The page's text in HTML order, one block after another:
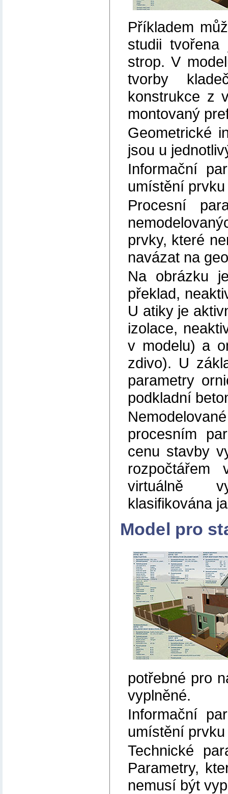
Příkladem
studii
strop. V
tvorby
konstrukce z
montovaný
Geometrické
jsou u
Informační
umístění
Procesní
prvky, které
navázat na
Na obrázku
překlad,
U atiky je
izolace,
v modelu) a
zdivo). U
parametry
podkladní
procesním
cenu stavby
virtuálně
klasifikována
Model pro
potřebné pro
vyplněné.
Informační
umístění
Technické
Parametry,
nemusí být